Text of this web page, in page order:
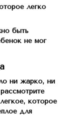
легко
быть
не мог
ни жарко, ни
которое
для